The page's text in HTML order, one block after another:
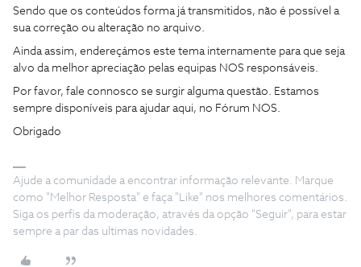
Sendo que os conteúdos forma já transmitidos, não é possível a
sua correção ou alteração no arquivo.
Ainda assim, endereçámos este tema internamente para que seja
alvo da melhor apreciação pelas equipas NOS responsáveis.
Por favor, fale connosco se surgir alguma questão. Estamos
sempre disponíveis para ajudar aqui, no Fórum NOS.
Obrigado
Ajude a comunidade a encontrar informação relevante. Marque
como "Melhor Resposta" e faça "Like" nos melhores comentários.
Siga os perfis da moderação, através da opção "Seguir", para estar
sempre a par das ultimas novidades.